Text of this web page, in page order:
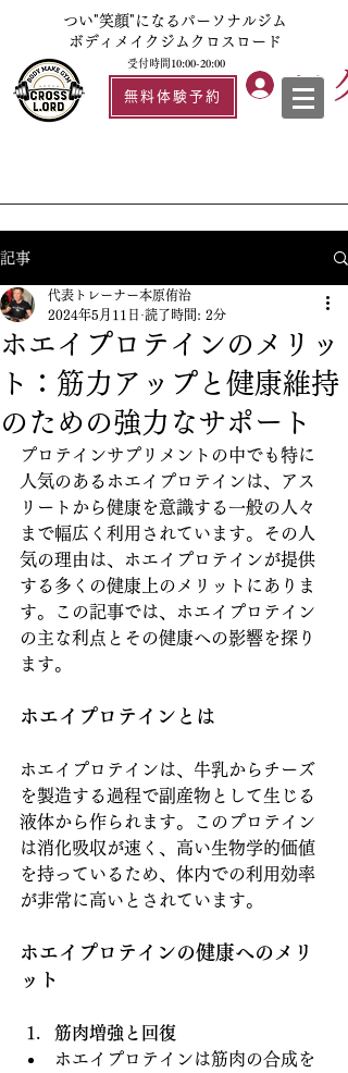
つい"笑顔"になるパーソナルジム
ボディメイクジムクロスロード
受付時間10:00-20:00
無料体験予約 ロ
記事
ホエイプロテインのメリッ
ト：筋力アップと健康維持
のための強力なサポート
代表トレーナー本原侑治
2024年5月11日 読了時間: 2分
プロテインサプリメントの中でも特に
人気のあるホエイプロテインは、アス
リートから健康を意識する一般の人々
まで幅広く利用されています。その人
気の理由は、ホエイプロテインが提供
する多くの健康上のメリットにありま
す。この記事では、ホエイプロテイン
の主な利点とその健康への影響を探り
ます。
ホエイプロテインとは
ホエイプロテインは、牛乳からチーズ
を製造する過程で副産物として生じる
液体から作られます。このプロテイン
は消化吸収が速く、高い生物学的価値
を持っているため、体内での利用効率
が非常に高いとされています。
ホエイプロテインの健康へのメリ
ット
筋肉増強と回復
ホエイプロテインは筋肉の合成を